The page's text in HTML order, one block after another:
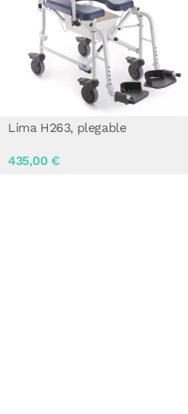
Lima H263, plegable
435,00 €